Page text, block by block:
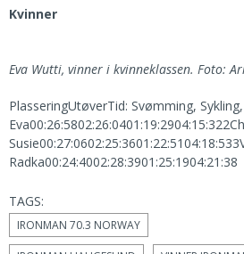
Kvinner
Eva Wutti, vinner i kvinneklassen. Foto:
PlasseringUtøverTid: Svømming,
Radka00:24:4002:28:3901:25:1904:21:38
TAGS:
IRONMAN 70.3 NORWAY